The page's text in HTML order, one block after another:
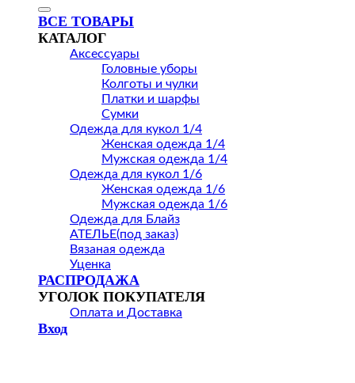
ВСЕ ТОВАРЫ
КАТАЛОГ
Аксессуары
Головные уборы
Колготы и чулки
Платки и шарфы
Сумки
Одежда для кукол 1/4
Женская одежда 1/4
Мужская одежда 1/4
Одежда для кукол 1/6
Женская одежда 1/6
Мужская одежда 1/6
Одежда для Блайз
АТЕЛЬЕ(под заказ)
Вязаная одежда
Уценка
РАСПРОДАЖА
УГОЛОК ПОКУПАТЕЛЯ
Оплата и Доставка
Вход